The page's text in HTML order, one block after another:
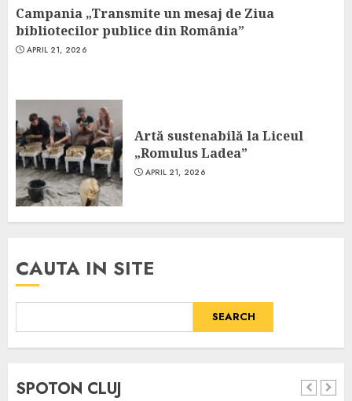
Campania „Transmite un mesaj de Ziua
bibliotecilor publice din România”
APRIL 21, 2026
Artă sustenabilă la Liceul
„Romulus Ladea”
APRIL 21, 2026
CAUTA IN SITE
SEARCH
SPOTON CLUJ